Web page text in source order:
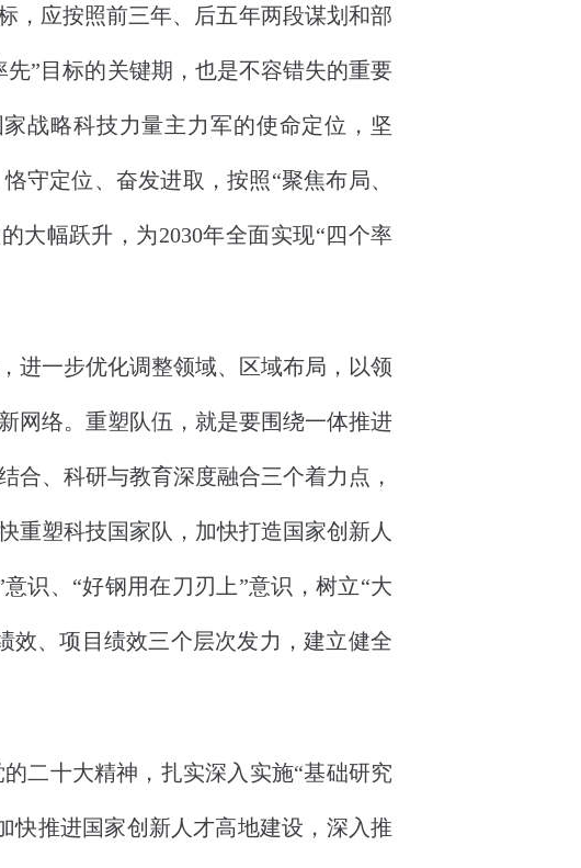
，应按照前三年、后五年两段谋划和部
”目标的关键期，也是不容错失的重要
战略科技力量主力军的使命定位，坚
守定位、奋发进取，按照“聚焦布局、
大幅跃升，为2030年全面实现“四个率
一步优化调整领域、区域布局，以领
网络。重塑队伍，就是要围绕一体推进
合、科研与教育深度融合三个着力点，
重塑科技国家队，加快打造国家创新人
识、“好钢用在刀刃上”意识，树立“大
效、项目绩效三个层次发力，建立健全
二十大精神，扎实深入实施“基础研究
快推进国家创新人才高地建设，深入推